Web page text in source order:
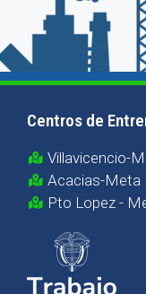
Centros de
Villavicencio-
Acacias-Meta
Pto Lopez -